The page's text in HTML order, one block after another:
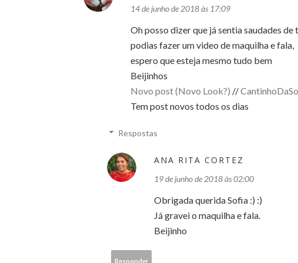
14 de junho de 2018 às 17:09
Oh posso dizer que já sentia saudades
podias fazer um video de maquilha e fala,
espero que esteja mesmo tudo bem
Beijinhos
Novo post (Novo Look?) //
Tem post novos todos os dias
Respostas
ANA RITA CORTEZ
19 de junho de 2018 às 02:00
Obrigada querida Sofia :) :)
Já gravei o maquilha e fala.
Beijinho
Responder